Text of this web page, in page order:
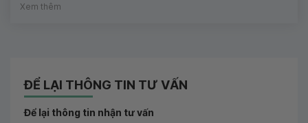
Xem thêm
ĐỂ LẠI THÔNG TIN TƯ VẤN
Để lại thông tin nhận tư vấn